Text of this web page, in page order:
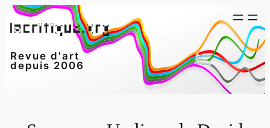
Aller
au
Revue d'art
depuis 2006